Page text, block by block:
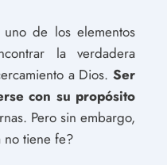
de los elementos
la verdadera
a Dios. Ser
con su propósito
Pero sin embargo,
no tiene fe?